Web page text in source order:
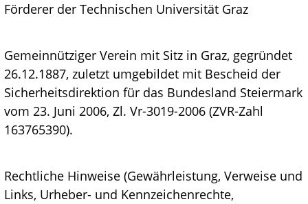
Förderer der Technischen Universität Graz
Gemeinnütziger Verein mit Sitz in Graz, gegründet
26.12.1887, zuletzt umgebildet mit Bescheid der
Sicherheitsdirektion für das Bundesland Steiermark
vom 23. Juni 2006, Zl. Vr-3019-2006 (ZVR-Zahl
163765390).
Rechtliche Hinweise (Gewährleistung, Verweise und
Links, Urheber- und Kennzeichenrechte,